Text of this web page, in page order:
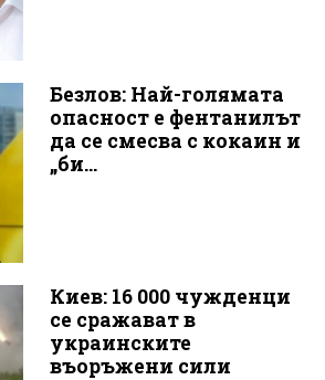
Безлов: Най-голямата
опасност е фентанилът
да се смесва с кокаин и
„би...
Киев: 16 000 чужденци
се сражават в
украинските
въоръжени сили